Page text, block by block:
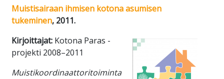
Muistisairaan ihmisen kotona asumisen
tukeminen, 2011.
Kirjoittajat: Kotona Paras -
projekti 2008–2011
Muistikoordinaattoritoiminta